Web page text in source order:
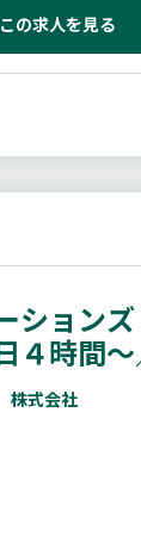
この求人を見る
ション
４時間
株式会社